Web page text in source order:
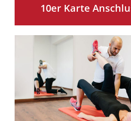
10er Karte